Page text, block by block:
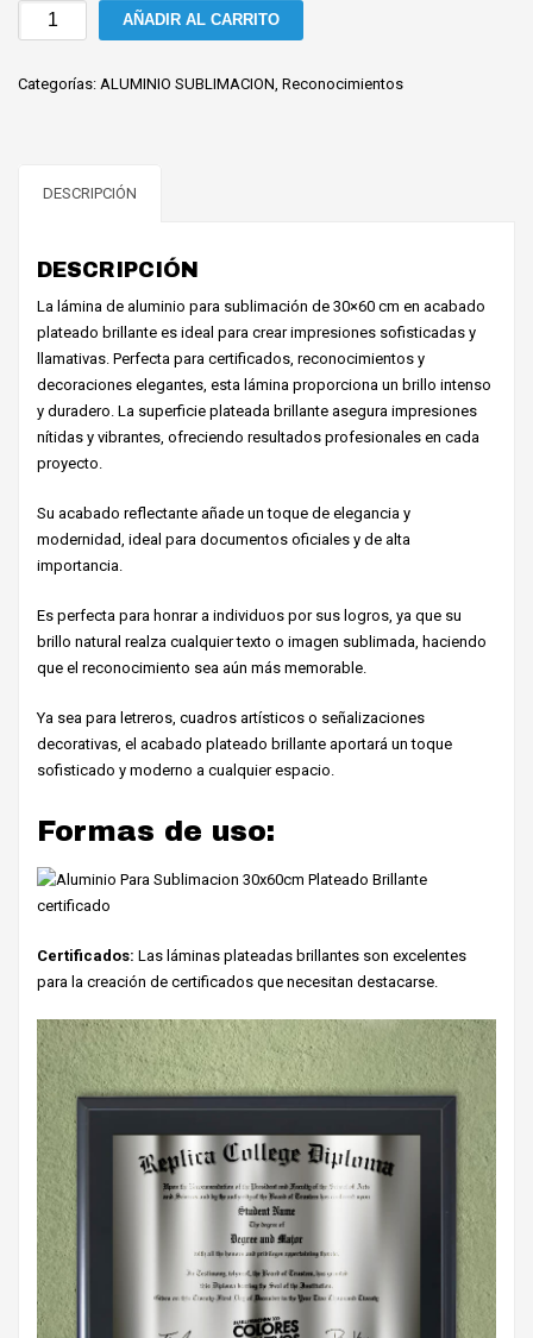
Aluminio
Para
30x60cm
AÑADIR AL CARRITO
Categorías: ALUMINIO SUBLIMACION Reconocimientos
DESCRIPCIÓN
DESCRIPCIÓN
La lámina de aluminio para sublimación de 30×60 cm en acabado
plateado brillante es ideal para crear impresiones sofisticadas y
llamativas. Perfecta para certificados, reconocimientos y
decoraciones elegantes, esta lámina proporciona un brillo intenso
y duradero. La superficie plateada brillante asegura impresiones
nítidas y vibrantes, ofreciendo resultados profesionales en cada
proyecto.
Su acabado reflectante añade un toque de elegancia y
modernidad, ideal para documentos oficiales y de alta
importancia.
Es perfecta para honrar a individuos por sus logros, ya que su
brillo natural realza cualquier texto o imagen sublimada, haciendo
que el reconocimiento sea aún más memorable.
Ya sea para letreros, cuadros artísticos o señalizaciones
decorativas, el acabado plateado brillante aportará un toque
sofisticado y moderno a cualquier espacio.
Formas de uso:
Certificados: Las láminas plateadas brillantes son excelentes
para la creación de certificados que necesitan destacarse.